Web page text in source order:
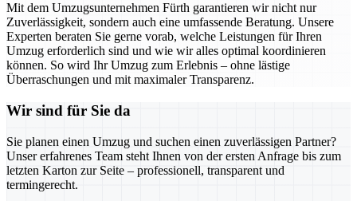
Mit dem Umzugsunternehmen Fürth garantieren wir nicht nur
Zuverlässigkeit, sondern auch eine umfassende Beratung. Unsere
Experten beraten Sie gerne vorab, welche Leistungen für Ihren
Umzug erforderlich sind und wie wir alles optimal koordinieren
können. So wird Ihr Umzug zum Erlebnis – ohne lästige
Überraschungen und mit maximaler Transparenz.
Wir sind für Sie da
Sie planen einen Umzug und suchen einen zuverlässigen Partner?
Unser erfahrenes Team steht Ihnen von der ersten Anfrage bis zum
letzten Karton zur Seite – professionell, transparent und
termingerecht.